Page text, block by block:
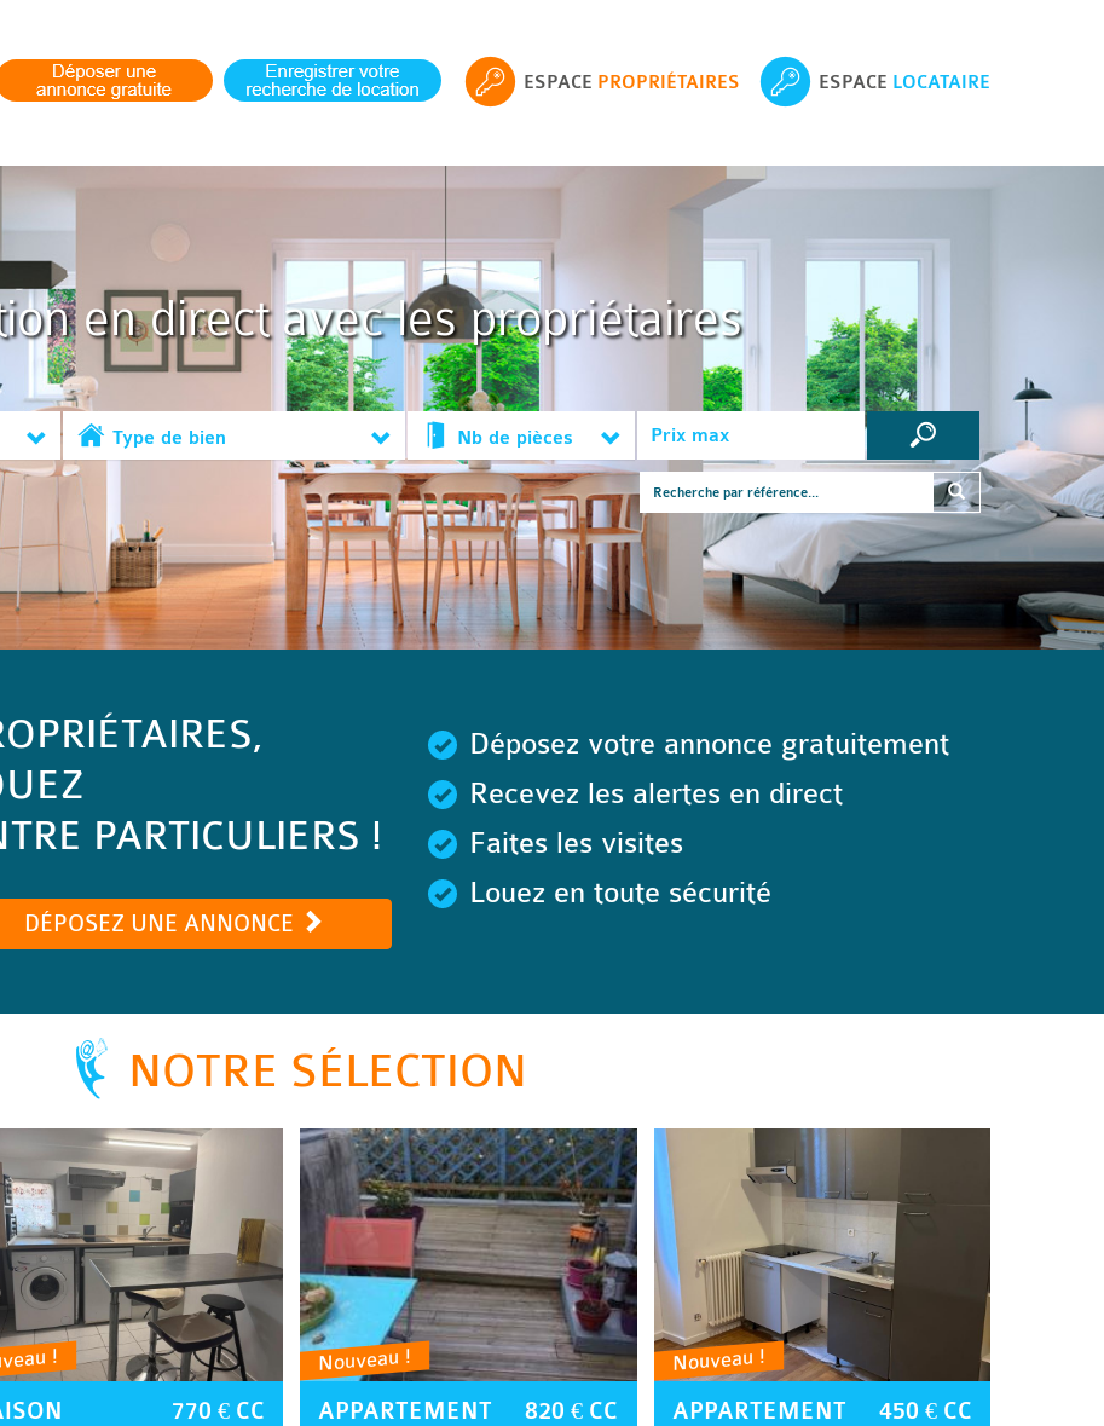
ESPACE PROPRIÉTAIRES ESPACE LOCATAIRE
en direct avec les propriétaires
Type de bien Nb de pièces
PARTICULIERS !
DÉPOSEZ UNE ANNONCE
Déposez votre annonce gratuitement
Recevez les alertes en direct
Faites les visites
Louez en toute sécurité
NOTRE SÉLECTION
!
770 € CC
Nouveau !
APPARTEMENT 820 € CC
Nouveau !
APPARTEMENT 450 € CC